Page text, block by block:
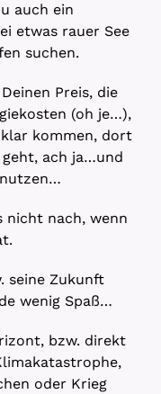
auch ein
etwas rauer See
suchen.
Preis, die
(oh je…),
kommen, dort
geht, ach ja…und
nicht nach, wenn
seine Zukunft
wenig Spaß…
bzw. direkt
oder Krieg